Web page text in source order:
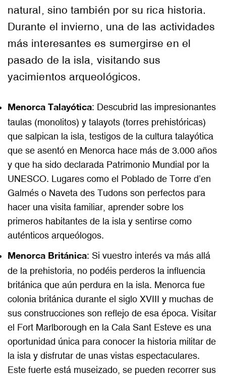
natural, sino también por su rica historia.
Durante el invierno, una de las actividades
más interesantes es sumergirse en el
pasado de la isla, visitando sus
yacimientos arqueológicos.
Menorca Talayótica: Descubrid las impresionantes
taulas (monolitos) y talayots (torres prehistóricas)
que salpican la isla, testigos de la cultura talayótica
que se asentó en Menorca hace más de 3.000 años
y que ha sido declarada Patrimonio Mundial por la
UNESCO. Lugares como el Poblado de Torre d’en
Galmés o Naveta des Tudons son perfectos para
hacer una visita familiar, aprender sobre los
primeros habitantes de la isla y sentirse como
auténticos arqueólogos.
Menorca Británica: Si vuestro interés va más allá
de la prehistoria, no podéis perderos la influencia
británica que aún perdura en la isla. Menorca fue
colonia británica durante el siglo XVIII y muchas de
sus construcciones son reflejo de esa época. Visitar
el Fort Marlborough en la Cala Sant Esteve es una
oportunidad única para conocer la historia militar de
la isla y disfrutar de unas vistas espectaculares.
Este fuerte está museizado, se pueden recorrer sus